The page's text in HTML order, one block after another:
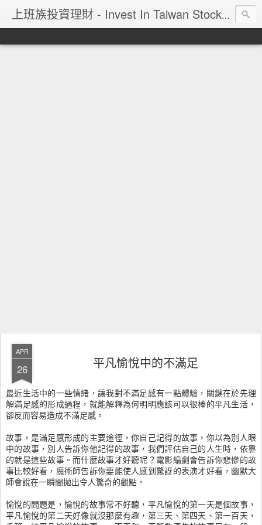
上班族投資理財 - Invest In Taiwan Stock Market
APR
26 平凡愉悅中的不滿足
最近生活中的一些情緒，讓我對不滿足感有一點體驗，關鍵在於先理
解滿足感的形成過程，就能解釋為何明明應該可以很棒的平凡生活，
卻反而容易造成不滿足感。
故事，是滿足感形成的主要途徑，你自己記得的故事，你以為別人眼
中的故事，別人告訴你他記得的故事，我們評估自己的人生時，依靠
的就是這些故事。而什麼故事才好聽呢？電影編劇會告訴你悲慘的故
事比較好看，魔術師告訴你要能使人感到驚訝的表演才好看，幽默大
師會說在一瞬間拋出令人驚奇的觀點。
愉悅的問題是，愉悅的故事常不好聽，平凡愉悅的第一天是個故事，
平凡愉悅的第二天好像就沒那麼有趣，第三天、第四天、第一百天，